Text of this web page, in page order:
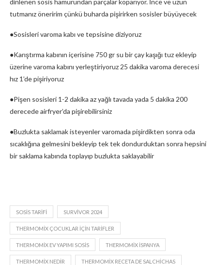
dinlenen sosis hamurundan parçalar koparıyor. İnce ve uzun
tutmanız öneririm çünkü buharda pişirirken sosisler büyüyecek
●Sosisleri varoma kabı ve tepsisine diziyoruz
●Karıştırma kabının içerisine 750 gr su bir çay kaşığı tuz ekleyip
üzerine varoma kabını yerleştiriyoruz 25 dakika varoma derecesi
hız 1’de pişiriyoruz
●Pişen sosisleri 1-2 dakika az yağlı tavada yada 5 dakika 200
derecede airfryer’da pişirebilirsiniz
●Buzlukta saklamak isteyenler varomada pişirdikten sonra oda
sıcaklığına gelmesini bekleyip tek tek dondurduktan sonra hepsini
bir saklama kabında toplayıp buzlukta saklayabilir
SOSIS TARIFI SURVIVOR 2024
THERMOMIX ÇOCUKLAR IÇIN TARIFLER
THERMOMIX EV YAPIMI SOSIS THERMOMIX ISPANYA
THERMOMIX NEDIR THERMOMIX RECETA DE SALCHICHAS